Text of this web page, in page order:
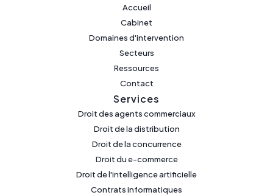
Accueil
Cabinet
Domaines d'intervention
Secteurs
Ressources
Contact
Services
Droit des agents commerciaux
Droit de la distribution
Droit de la concurrence
Droit du e-commerce
Droit de l'intelligence artificielle
Contrats informatiques